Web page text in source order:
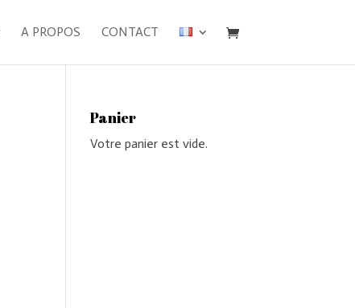
A PROPOS CONTACT
Panier
Votre panier est vide.